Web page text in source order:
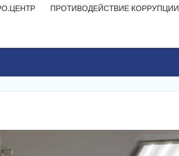
ПРОТИВОДЕЙСТВИЕ КОРРУПЦИИ